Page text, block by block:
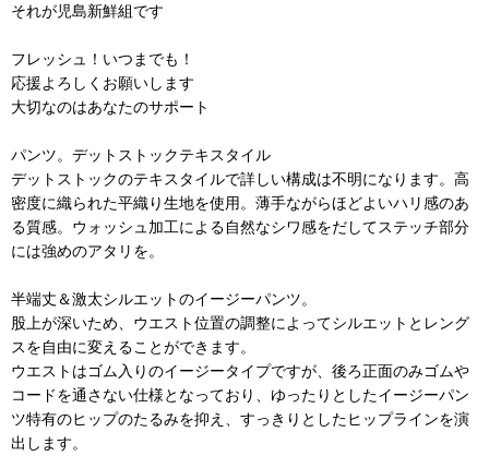
それが児島新鮮組です
フレッシュ！いつまでも！
応援よろしくお願いします
大切なのはあなたのサポート
パンツ。デットストックテキスタイル
デットストックのテキスタイルで詳しい構成は不明になります。高
密度に織られた平織り生地を使用。薄手ながらほどよいハリ感のあ
る質感。ウォッシュ加工による自然なシワ感をだしてステッチ部分
には強めのアタリを。
半端丈＆激太シルエットのイージーパンツ。
股上が深いため、ウエスト位置の調整によってシルエットとレング
スを自由に変えることができます。
ウエストはゴム入りのイージータイプですが、後ろ正面のみゴムや
コードを通さない仕様となっており、ゆったりとしたイージーパン
ツ特有のヒップのたるみを抑え、すっきりとしたヒップラインを演
出します。